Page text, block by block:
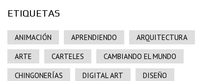
ETIQUETAS
ANIMACIÓN APRENDIENDO ARQUITECTURA
ARTE CARTELES CAMBIANDO EL MUNDO
CHINGONERÍAS DIGITAL ART DISEÑO